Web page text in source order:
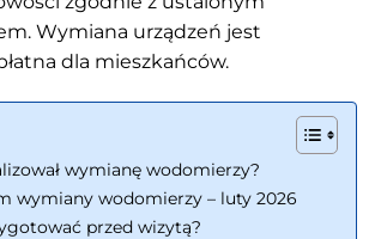
Wymiana urządzeń jest
dla mieszkańców.
wymianę wodomierzy?
wymiany wodomierzy – luty 2026
przed wizytą?